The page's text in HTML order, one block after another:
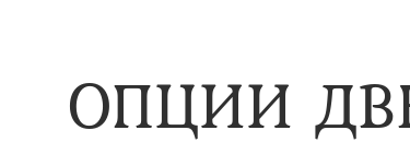
ОПЦИИ